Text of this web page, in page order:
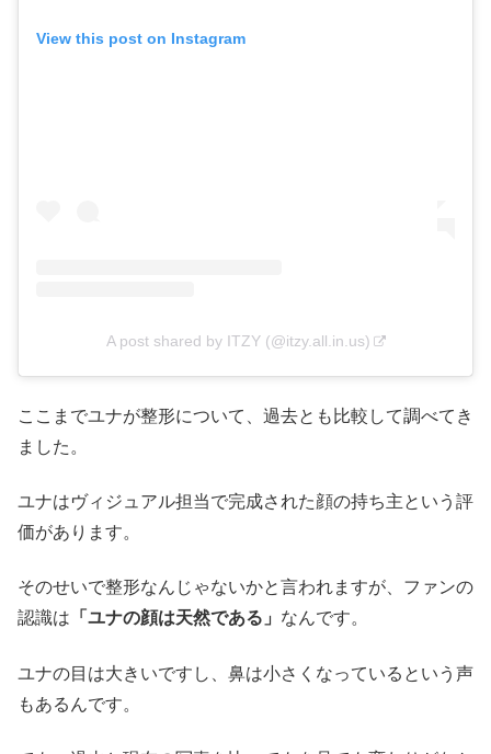
View this post on Instagram
A post shared by ITZY (@itzy.all.in.us)
ここまでユナが整形について、過去とも比較して調べてき
ました。
ユナはヴィジュアル担当で完成された顔の持ち主という評
価があります。
そのせいで整形なんじゃないかと言われますが、ファンの
認識は 「ユナの顔は天然である」 なんです。
ユナの目は大きいですし、鼻は小さくなっているという声
もあるんです。